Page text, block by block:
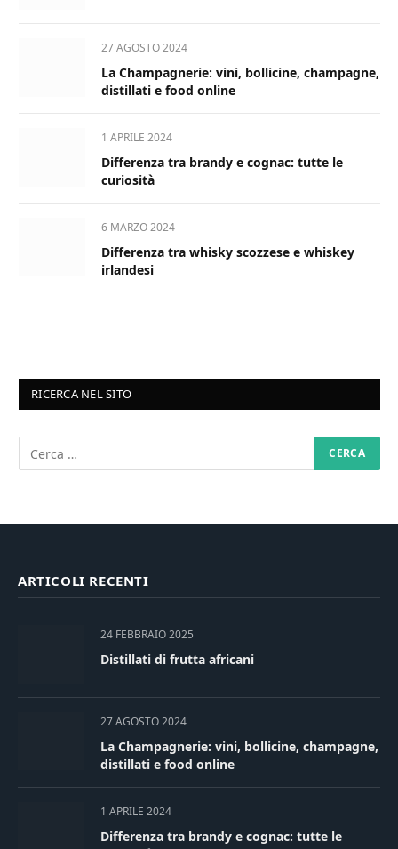
27 AGOSTO 2024
La Champagnerie: vini, bollicine, champagne,
distillati e food online
1 APRILE 2024
Differenza tra brandy e cognac: tutte le
curiosità
6 MARZO 2024
Differenza tra whisky scozzese e whiskey
irlandesi
RICERCA NEL SITO
ARTICOLI RECENTI
24 FEBBRAIO 2025
Distillati di frutta africani
27 AGOSTO 2024
La Champagnerie: vini, bollicine, champagne,
distillati e food online
1 APRILE 2024
Differenza tra brandy e cognac: tutte le